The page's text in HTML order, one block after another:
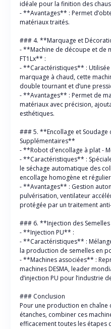
idéale pour la finition des
- **Avantages** : Permet
matériaux traités.
### 4. **Marquage et
- **Machine de découpe et de
FT1Lx** :
- **Caractéristiques** :
marquage à chaud, cette
double tournant et d’une
- **Avantages** : Permet de
matériaux avec précision,
esthétiques.
### 5. **Encollage et Soudage
Supplémentaires**
- **Robot d'encollage à plat -
- **Caractéristiques** :
le séchage automatique des
encollage homogène et
- **Avantages** : Gestion
pulvérisation, ventilateur
protégée par un traitement
### 6. **Injection des
- **Injection PU** :
- **Caractéristiques** :
la production de semelles en
- **Machines associées** :
machines DESMA, leader
d’injection PU pour l’industrie
### Conclusion
Pour une production en
étanches, combiner ces
efficacement toutes les